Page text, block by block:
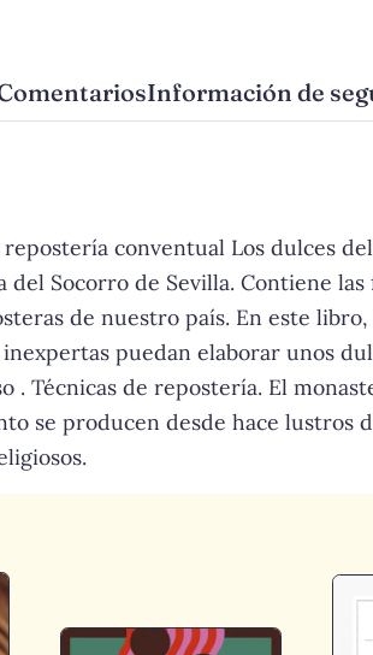
Información de
conventual Los dulces
Socorro de Sevilla. Contiene
de nuestro país. En este
puedan elaborar unos
. Técnicas de repostería. El
se producen desde hace lustros